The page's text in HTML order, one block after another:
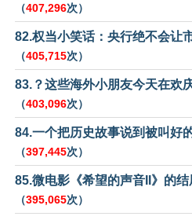
（407,296次）
82.权当小笑话：央行绝不会让
（405,715次）
83.？这些海外小朋友今天在欢
（403,096次）
84.一个把历史故事说到被叫好
（397,445次）
85.微电影《希望的声音II》的结
（395,065次）